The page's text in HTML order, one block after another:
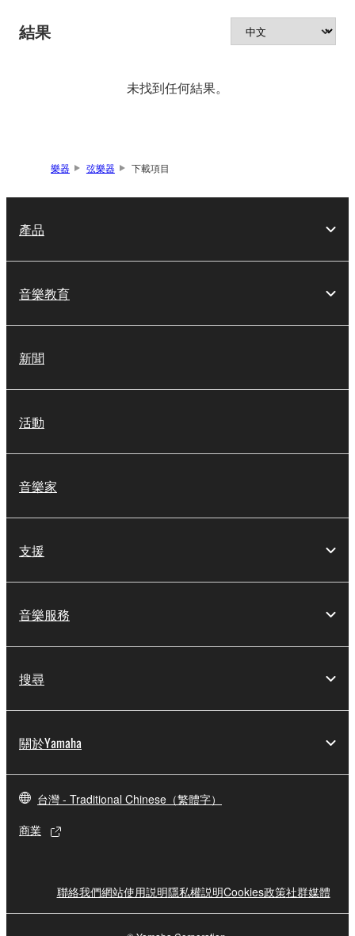
結果
未找到任何結果。
樂器 弦樂器 下載項目
產品
音樂教育
新聞
活動
音樂家
支援
音樂服務
搜尋
關於Yamaha
台灣 - Traditional Chinese（繁體字）
商業
聯絡我們網站使用説明隱私權説明Cookies政策社群媒體